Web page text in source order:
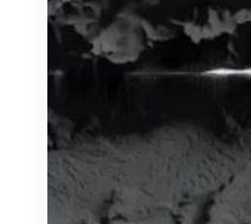
जॉब्स
शिक्षा
अन्य खबरें